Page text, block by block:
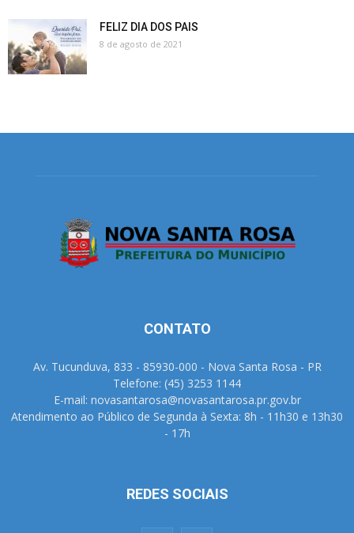
FELIZ DIA DOS PAIS
8 de agosto de 2021
CONTATO
Av. Tucunduva, 833 - 85930-000 - Nova Santa Rosa - PR
Telefone: (45) 3253 1144
E-mail: novasantarosa@novasantarosa.pr.gov.br
Atendimento ao Público de Segunda à Sexta: 8h - 11h30 e 13h30
- 17h
REDES SOCIAIS